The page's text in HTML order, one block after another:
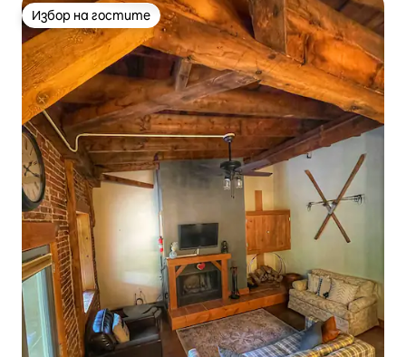
Избор на гостите
Избор на гостите